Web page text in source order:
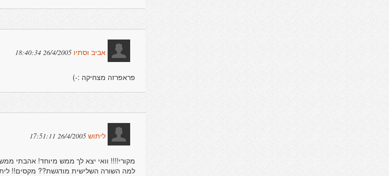
אביב וסתיו 26/4/2005 18:40:34
פראפרזה מצחיקה :-)
ליתוש 26/4/2005 17:51:11
מקורי!!!! וואי יצא לך ממש מיוחד! אהבתי
למה השורה השלישית מודגשת?? מקסים!!